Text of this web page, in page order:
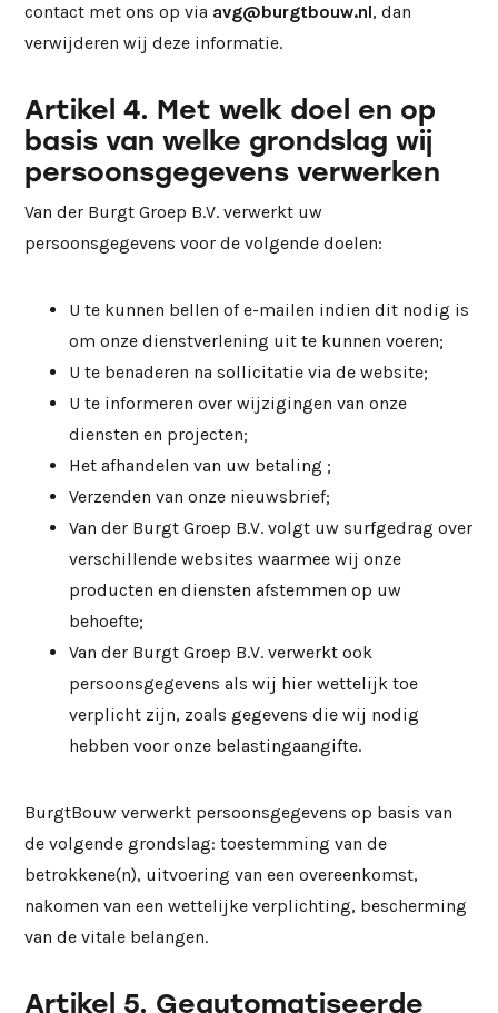
contact met ons op via avg@burgtbouw.nl, dan
verwijderen wij deze informatie.
Artikel 4. Met welk doel en op
basis van welke grondslag wij
persoonsgegevens verwerken
Van der Burgt Groep B.V. verwerkt uw
persoonsgegevens voor de volgende doelen:
U te kunnen bellen of e-mailen indien dit nodig is
om onze dienstverlening uit te kunnen voeren;
U te benaderen na sollicitatie via de website;
U te informeren over wijzigingen van onze
diensten en projecten;
Het afhandelen van uw betaling ;
Verzenden van onze nieuwsbrief;
Van der Burgt Groep B.V. volgt uw surfgedrag over
verschillende websites waarmee wij onze
producten en diensten afstemmen op uw
behoefte;
Van der Burgt Groep B.V. verwerkt ook
persoonsgegevens als wij hier wettelijk toe
verplicht zijn, zoals gegevens die wij nodig
hebben voor onze belastingaangifte.
BurgtBouw verwerkt persoonsgegevens op basis van
de volgende grondslag: toestemming van de
betrokkene(n), uitvoering van een overeenkomst,
nakomen van een wettelijke verplichting, bescherming
van de vitale belangen.
Artikel 5. Geautomatiseerde